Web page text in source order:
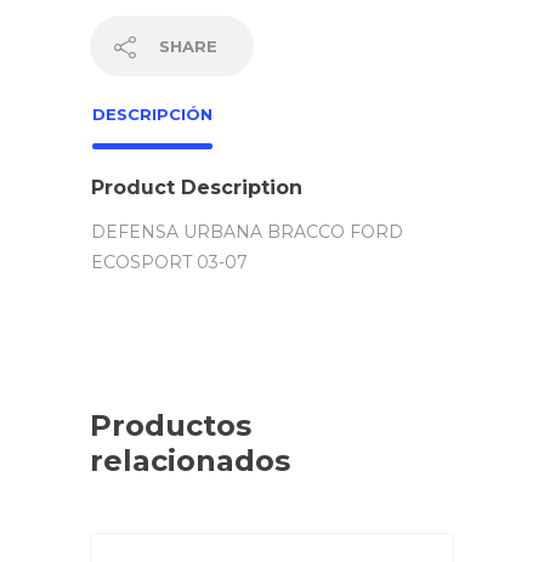
SHARE
DESCRIPCIÓN
Product Description
DEFENSA URBANA BRACCO FORD
ECOSPORT 03-07
Productos
relacionados